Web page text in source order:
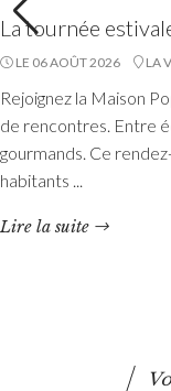
Accueils de
réservations
décembre
Les réservations
décembre 2026,
La tournée
LE 06 AOÛT 2026 LA
Rejoignez la Maison
de rencontres. Entre
gourmands. Ce
habitants ...
Lire la suite